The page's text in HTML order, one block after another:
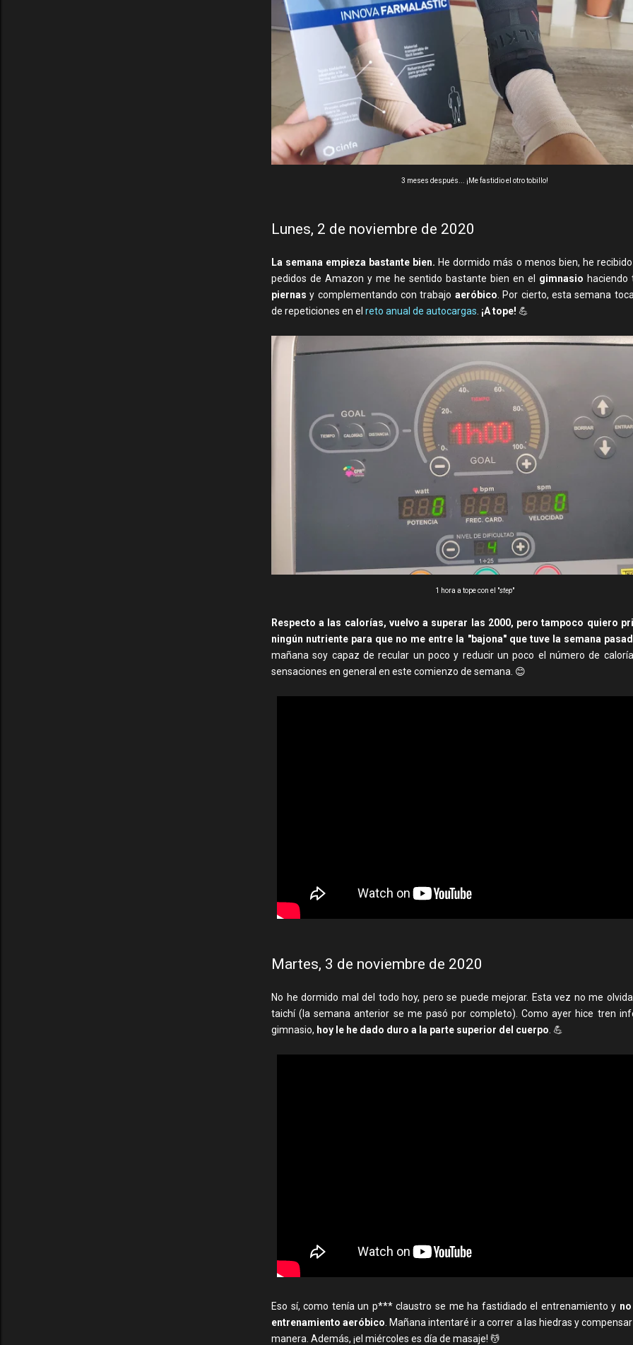
3 meses después... ¡Me fastidio el otro tobillo!
Lunes, 2 de noviembre de 2020
La semana empieza bastante bien. He dormido más o menos bien, he
pedidos de Amazon y me he sentido bastante bien en el gimnasio haciendo
piernasy complementando con trabajo aeróbico . Por cierto, esta semana
de repeticiones en el reto anual de autocargas ¡A tope! 💪
1 hora a tope con el "step"
Respecto a las calorías, vuelvo a superar las 2000, pero tampoco quiero
ningún nutriente para que no me entre la "bajona" que tuve la semana
mañana soy capaz de recular un poco y reducir un poco el número de
sensaciones en general en este comienzo de semana. 😊
Martes, 3 de noviembre de 2020
No he dormido mal del todo hoy, pero se puede mejorar. Esta vez no me
taichí (la semana anterior se me pasó por completo). Como ayer hice tren
gimnasio, hoy le he dado duro a la parte superior del cuerpo . 💪
Eso sí, como tenía un p*** claustro se me ha fastidiado el entrenamiento y
entrenamiento aeróbico . Mañana intentaré ir a correr a las hiedras y
manera. Además, ¡el miércoles es día de masaje! 💆